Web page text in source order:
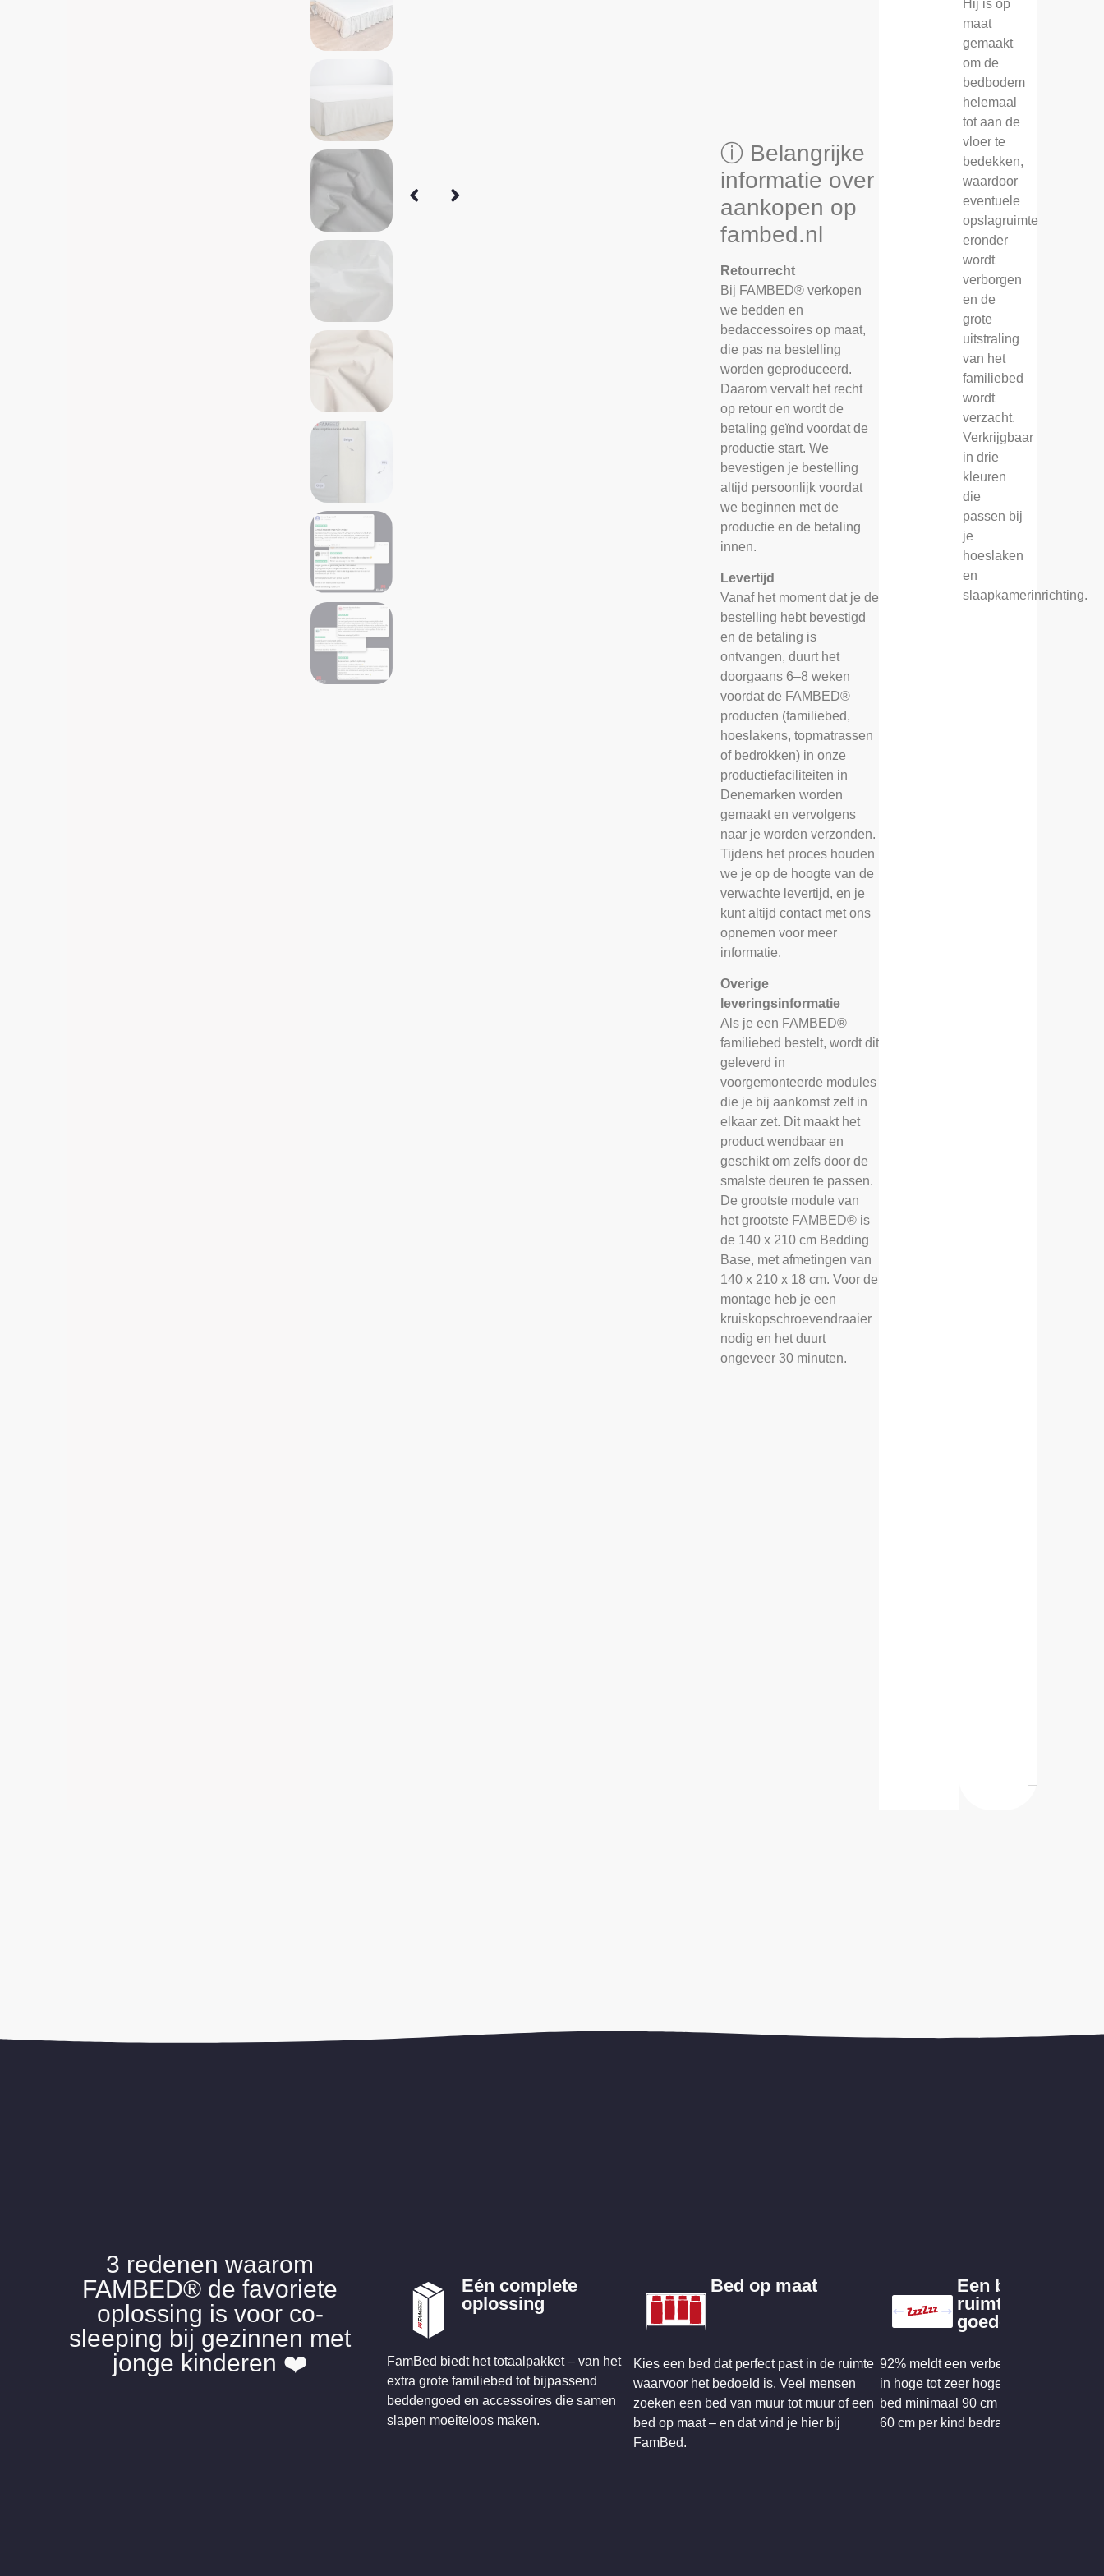
ⓘ Belangrijke
informatie over
aankopen op
fambed.nl
Retourrecht
Bij FAMBED® verkopen
we bedden en
bedaccessoires op maat,
die pas na bestelling
worden geproduceerd.
Daarom vervalt het recht
op retour en wordt de
betaling geïnd voordat de
productie start. We
bevestigen je bestelling
altijd persoonlijk voordat
we beginnen met de
productie en de betaling
innen.
Levertijd
Vanaf het moment dat je de
bestelling hebt bevestigd
en de betaling is
ontvangen, duurt het
doorgaans 6–8 weken
voordat de FAMBED®
producten (familiebed,
hoeslakens, topmatrassen
of bedrokken) in onze
productiefaciliteiten in
Denemarken worden
gemaakt en vervolgens
naar je worden verzonden.
Tijdens het proces houden
we je op de hoogte van de
verwachte levertijd, en je
kunt altijd contact met ons
opnemen voor meer
informatie.
Overige
leveringsinformatie
Als je een FAMBED®
familiebed bestelt, wordt dit
geleverd in
voorgemonteerde modules
die je bij aankomst zelf in
elkaar zet. Dit maakt het
product wendbaar en
geschikt om zelfs door de
smalste deuren te passen.
De grootste module van
het grootste FAMBED® is
de 140 x 210 cm Bedding
Base, met afmetingen van
140 x 210 x 18 cm. Voor de
montage heb je een
kruiskopschroevendraaier
nodig en het duurt
ongeveer 30 minuten.
Hij is op
maat
gemaakt
om de
bedbodem
helemaal
tot aan de
vloer te
bedekken,
waardoor
eventuele
opslagruimte
eronder
wordt
verborgen
en de
grote
uitstraling
van het
familiebed
wordt
verzacht.
Verkrijgbaar
in drie
kleuren
die
passen bij
je
hoeslaken
en
slaapkamerinrichting.
3 redenen waarom
FAMBED® de favoriete
oplossing is voor co-
sleeping bij gezinnen met
jonge kinderen ❤️
Eén complete
oplossing
FamBed biedt het totaalpakket – van het
extra grote familiebed tot bijpassend
beddengoed en accessoires die samen
slapen moeiteloos maken.
Bed op maat
Kies een bed dat perfect past in de ruimte
waarvoor het bedoeld is. Veel mensen
zoeken een bed van muur tot muur of een
bed op maat – en dat vind je hier bij
FamBed.
Een bed met
ruimte voor een
goede nachtrust
92% meldt een verbeterde
in hoge tot zeer hoge mate – wanneer
bed minimaal 90 cm per volwassene
60 cm per kind bedraagt.